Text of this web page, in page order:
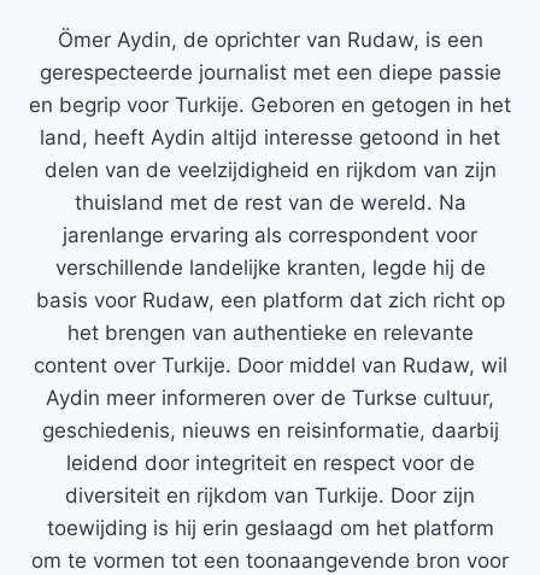
Ömer Aydin, de oprichter van Rudaw, is een
gerespecteerde journalist met een diepe passie
en begrip voor Turkije. Geboren en getogen in het
land, heeft Aydin altijd interesse getoond in het
delen van de veelzijdigheid en rijkdom van zijn
thuisland met de rest van de wereld. Na
jarenlange ervaring als correspondent voor
verschillende landelijke kranten, legde hij de
basis voor Rudaw, een platform dat zich richt op
het brengen van authentieke en relevante
content over Turkije. Door middel van Rudaw, wil
Aydin meer informeren over de Turkse cultuur,
geschiedenis, nieuws en reisinformatie, daarbij
leidend door integriteit en respect voor de
diversiteit en rijkdom van Turkije. Door zijn
toewijding is hij erin geslaagd om het platform
om te vormen tot een toonaangevende bron voor